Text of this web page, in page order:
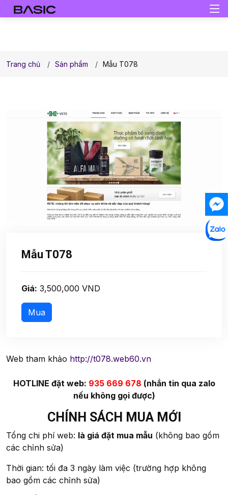
Trang chủ Sản phẩm Mẫu T078
Mẫu T078
Giá: 3,500,000 VND
Web tham khảo http://t078.web60.vn
HOTLINE đặt web: 935 669 678 (nhắn tin qua zalo
nếu không gọi được)
CHÍNH SÁCH MUA MỚI
Tổng chi phí web: là giá đặt mua mẫu (không bao gồm
các chỉnh sửa)
Thời gian: tối đa 3 ngày làm việc (trường hợp không
bao gồm các chỉnh sửa)